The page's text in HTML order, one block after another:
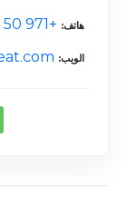
هاتف +971 50 103 6370
الويب